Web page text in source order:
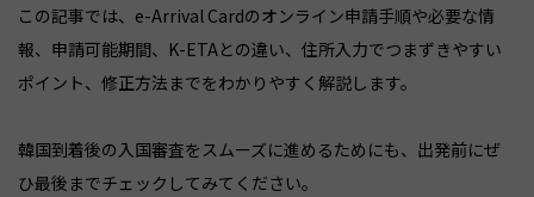
この記事では、e-Arrival Cardのオンライン申請手順や必要な情
報、申請可能期間、K-ETAとの違い、住所入力でつまずきやすい
ポイント、修正方法までをわかりやすく解説します。
韓国到着後の入国審査をスムーズに進めるためにも、出発前にぜ
ひ最後までチェックしてみてください。